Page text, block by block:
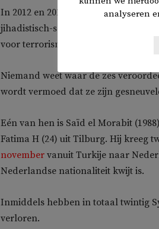
In 2012 en 2013 vertrokken de zes
jihadistisch-salafistische groepering
voor terrorisme veroordeeld.
Niemand weet waar de zes
wordt vermoed dat ze zijn
Eén van hen is Saïd el Morabit
Fatima H (24) uit Tilburg. Hij kreeg
november vanuit Turkije naar
Nederlandse nationaliteit kwijt is.
Inmiddels hebben in totaal twintig
verloren.
analyseren